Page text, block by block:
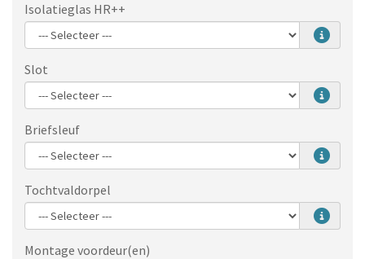
Isolatieglas HR++
Slot
Briefsleuf
Tochtvaldorpel
Montage voordeur(en)